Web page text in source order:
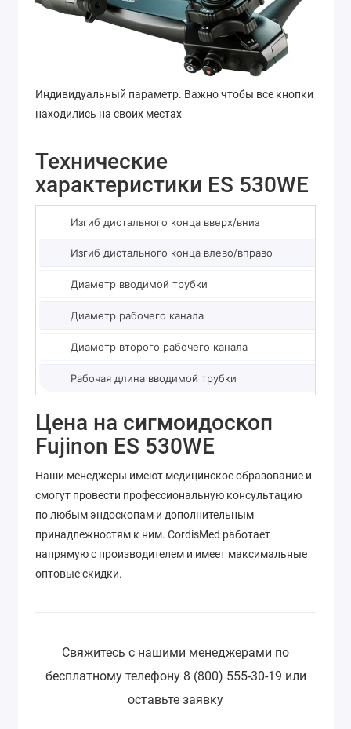
Индивидуальный параметр. Важно чтобы все кнопки
находились на своих местах
Технические
характеристики ES 530WE
Изгиб дистального конца вверх/вниз
Изгиб дистального конца влево/вправо
Диаметр вводимой трубки
Диаметр рабочего канала
Диаметр второго рабочего канала
Рабочая длина вводимой трубки
Цена на сигмоидоскоп
Fujinon ES 530WE
Наши менеджеры имеют медицинское образование и
смогут провести профессиональную консультацию
по любым эндоскопам и дополнительным
принадлежностям к ним. CordisMed работает
напрямую с производителем и имеет максимальные
оптовые скидки.
Свяжитесь с нашими менеджерами по
бесплатному телефону 8 (800) 555-30-19 или
оставьте заявку